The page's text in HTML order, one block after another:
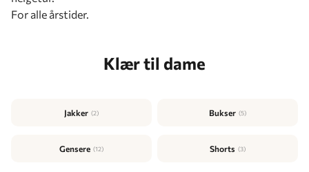
For alle årstider.
Klær til dame
Jakker (2) Bukser (5)
Gensere (12) Shorts (3)